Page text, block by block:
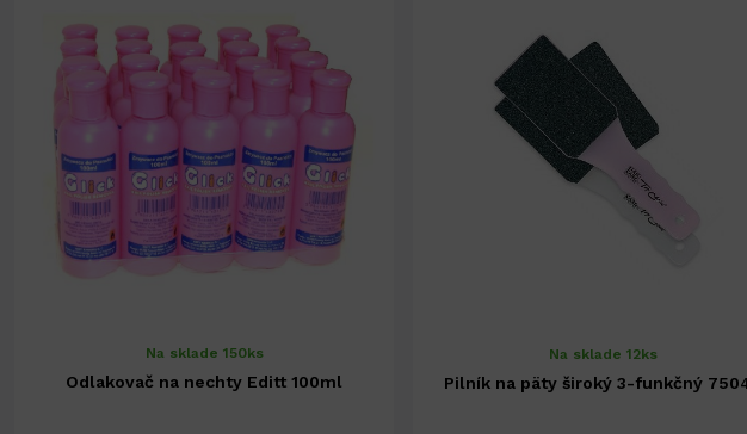
Na sklade 150ks
Odlakovač na nechty Editt 100ml
Na sklade 12ks
Pilník na päty široký 3-funkčný